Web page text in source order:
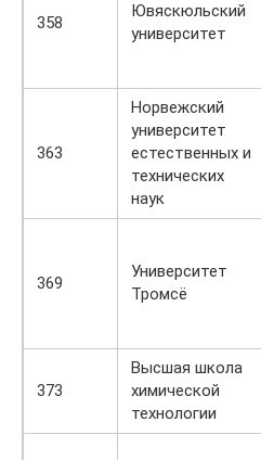
358
Ювяскюльский
университет
363
Норвежский
университет
естественных и
технических
наук
369
Университет
Тромсё
373
Высшая школа
химической
технологии